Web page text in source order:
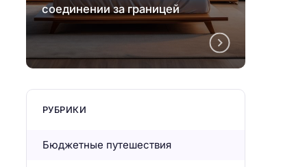
соединении за границей
РУБРИКИ
Бюджетные путешествия